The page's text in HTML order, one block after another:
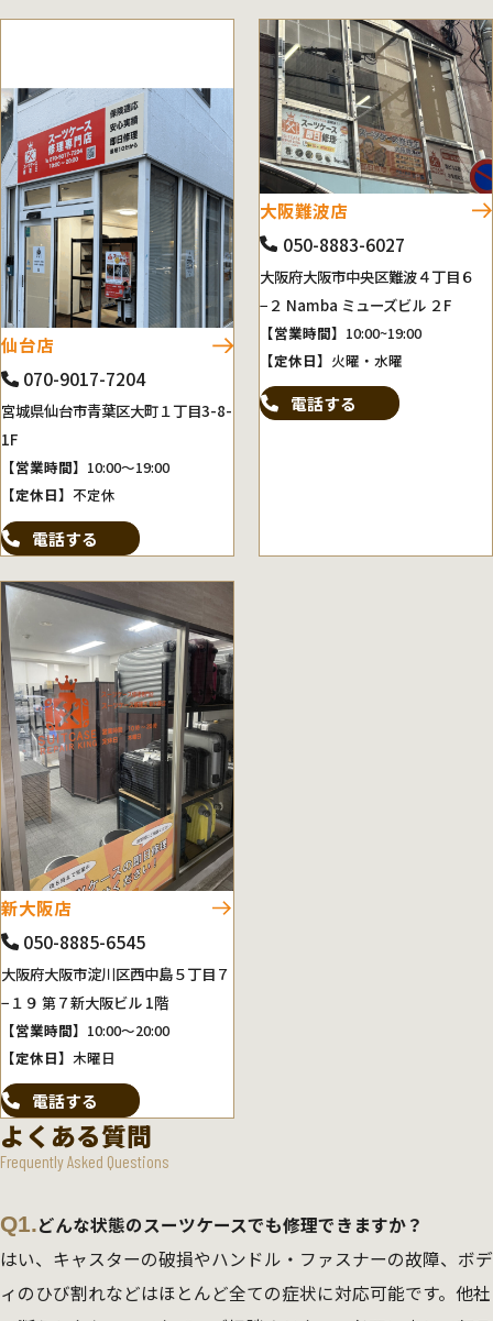
仙台店
070-9017-7204
宮城県仙台市青葉区大町１丁目3-8-
1F
【営業時間】 10:00～19:00
【定休日】 不定休
電話する
大阪難波店
050-8883-6027
大阪府大阪市中央区難波４丁目６
−２ Namba ミューズビル ２F
【営業時間】 10:00~19:00
【定休日】 火曜・水曜
電話する
新大阪店
050-8885-6545
大阪府大阪市淀川区西中島５丁目７
−１９ 第７新大阪ビル 1階
【営業時間】 10:00～20:00
【定休日】 木曜日
電話する
よくある質問
Frequently Asked Questions
Q1.どんな状態のスーツケースでも修理できますか？
はい、キャスターの破損やハンドル・ファスナーの故障、ボデ
ィのひび割れなどはほとんど全ての症状に対応可能です。他社